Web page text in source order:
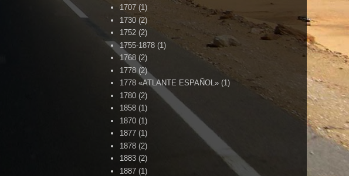
1707 (1)
1730 (2)
1752 (2)
1755-1878 (1)
1768 (2)
1778 (2)
1778 «ATLANTE ESPAÑOL» (1)
1780 (2)
1858 (1)
1870 (1)
1877 (1)
1878 (2)
1883 (2)
1887 (1)